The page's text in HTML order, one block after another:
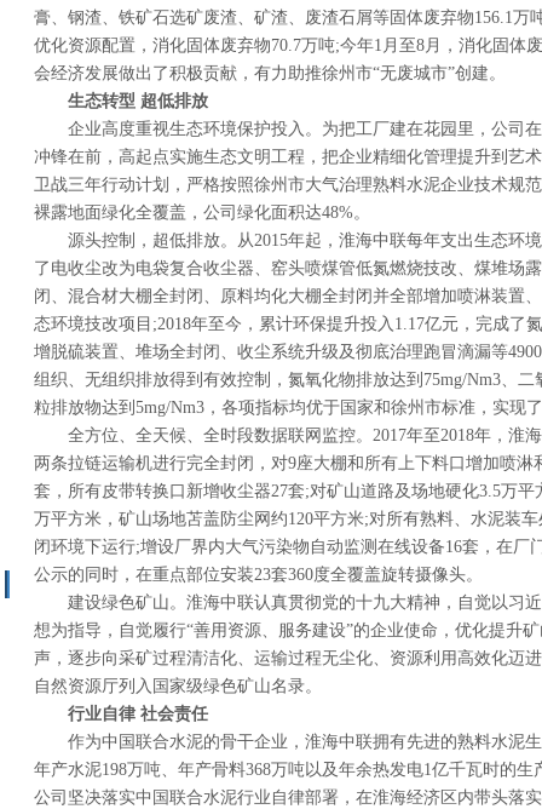
膏、钢渣、铁矿石选矿废渣、矿渣、废渣石屑等固体废弃物156.1万
优化资源配置，消化固体废弃物70.7万吨;今年1月至8月，消化固体
会经济发展做出了积极贡献，有力助推徐州市“无废城市”创建。
生态转型 超低排放
企业高度重视生态环境保护投入。为把工厂建在花园里，公司
冲锋在前，高起点实施生态文明工程，把企业精细化管理提升到艺
卫战三年行动计划，严格按照徐州市大气治理熟料水泥企业技术规
裸露地面绿化全覆盖，公司绿化面积达48%。
源头控制，超低排放。从2015年起，淮海中联每年支出生态环
了电收尘改为电袋复合收尘器、窑头喷煤管低氮燃烧技改、煤堆场
闭、混合材大棚全封闭、原料均化大棚全封闭并全部增加喷淋装置
态环境技改项目;2018年至今，累计环保提升投入1.17亿元，完成了
增脱硫装置、堆场全封闭、收尘系统升级及彻底治理跑冒滴漏等
组织、无组织排放得到有效控制，氮氧化物排放达到75mg/Nm3、二
粒排放物达到5mg/Nm3，各项指标均优于国家和徐州市标准，实现
全方位、全天候、全时段数据联网监控。2017年至2018年，淮
两条拉链运输机进行完全封闭，对9座大棚和所有上下料口增加喷淋
套，所有皮带转换口新增收尘器27套;对矿山道路及场地硬化3.5万
万平方米，矿山场地苫盖防尘网约120平方米;对所有熟料、水泥装
闭环境下运行;增设厂界内大气污染物自动监测在线设备16套，在厂
公示的同时，在重点部位安装23套360度全覆盖旋转摄像头。
建设绿色矿山。淮海中联认真贯彻党的十九大精神，自觉以习
想为指导，自觉履行“善用资源、服务建设”的企业使命，优化提升
声，逐步向采矿过程清洁化、运输过程无尘化、资源利用高效化迈
自然资源厅列入国家级绿色矿山名录。
行业自律 社会责任
作为中国联合水泥的骨干企业，淮海中联拥有先进的熟料水泥
年产水泥198万吨、年产骨料368万吨以及年余热发电1亿千瓦时的
公司坚决落实中国联合水泥行业自律部署，在淮海经济区内带头落